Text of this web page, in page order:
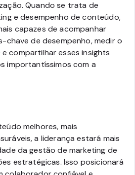
Quando se trata de
e desempenho de conteúdo,
capazes de acompanhar
chave de desempenho, medir o
e compartilhar esses insights
importantíssimos com a
melhores, mais
a liderança estará mais
da gestão de marketing de
estratégicas. Isso posicionará